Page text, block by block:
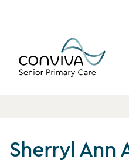
Sherryl Ann